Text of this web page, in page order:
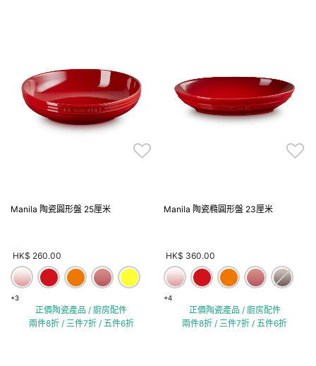
Manila 陶瓷圓形盤 25厘米
HK$ 260.00
+3
正價陶瓷產品 / 廚房配件
兩件8折 / 三件7折 / 五件6折
Manila 陶瓷橢圓形盤 23厘米
HK$ 360.00
+4
正價陶瓷產品 / 廚房配件
兩件8折 / 三件7折 / 五件6折